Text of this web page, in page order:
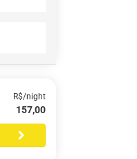
R$/night
157,00